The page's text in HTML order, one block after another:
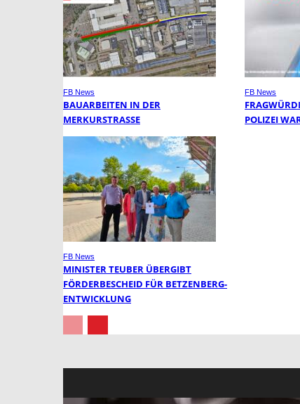
FB News
BAUARBEITEN IN DER
MERKURSTRASSE
FB News
POLIZEI
FB News
MINISTER TEUBER ÜBERGIBT
FÖRDERBESCHEID FÜR BETZENBERG-
ENTWICKLUNG